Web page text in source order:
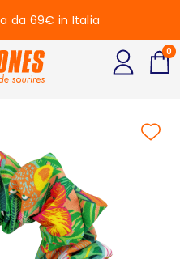
da 69€ in Italia
0